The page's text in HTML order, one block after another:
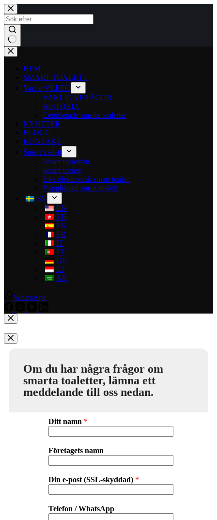
HEM
SMART TOALETT
Varför VLEEO
VANLIGA FRÅGOR
HISTORIA
Certifierade smarta toaletter
NYHETER
BLOGG
KONTAKT
Smart toalett
Smart toalettsits
Smart toalett
Icke-elektronisk smart toalett
Vägghängd smart toalett
SV
EN
ZH
ES
FR
IT
PT
DE
ID
AR
WhatsApp
Om du har några frågor om
smarta toaletter, lämna ett
meddelande till oss nedan.
Ditt namn *
Företagets namn
Din e-post (SSL-skyddad) *
Telefon / WhatsApp